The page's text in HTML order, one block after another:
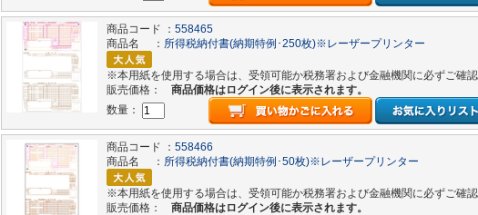
商品コード ： 558465
商品名 ： 所得税納付書(納期特例･250枚)※レーザープリンター
※本用紙を使用する場合は、受領可能か税務署および金融機関に必ずご確
販売価格：
商品価格はログイン後に表示されます。
数量：
商品コード ： 558466
商品名 ： 所得税納付書(納期特例･50枚)※レーザープリンター
※本用紙を使用する場合は、受領可能か税務署および金融機関に必ずご確
販売価格：
商品価格はログイン後に表示されます。